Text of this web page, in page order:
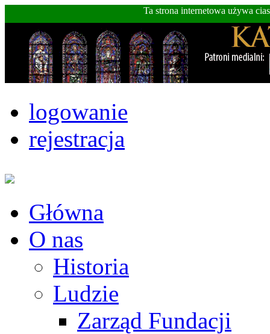
Ta strona internetowa używa
logowanie
rejestracja
Główna
O nas
Historia
Ludzie
Zarząd Fundacji